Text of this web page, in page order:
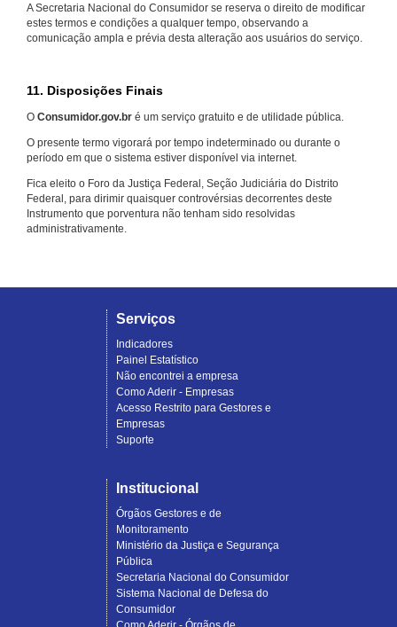
A Secretaria Nacional do Consumidor se reserva o direito de modificar
estes termos e condições a qualquer tempo, observando a
comunicação ampla e prévia desta alteração aos usuários do serviço.
11. Disposições Finais
O Consumidor.gov.br é um serviço gratuito e de utilidade pública.
O presente termo vigorará por tempo indeterminado ou durante o
período em que o sistema estiver disponível via internet.
Fica eleito o Foro da Justiça Federal, Seção Judiciária do Distrito
Federal, para dirimir quaisquer controvérsias decorrentes deste
Instrumento que porventura não tenham sido resolvidas
administrativamente.
Serviços
Indicadores
Painel Estatístico
Não encontrei a empresa
Como Aderir - Empresas
Acesso Restrito para Gestores e
Empresas
Suporte
Institucional
Órgãos Gestores e de
Monitoramento
Ministério da Justiça e Segurança
Pública
Secretaria Nacional do Consumidor
Sistema Nacional de Defesa do
Consumidor